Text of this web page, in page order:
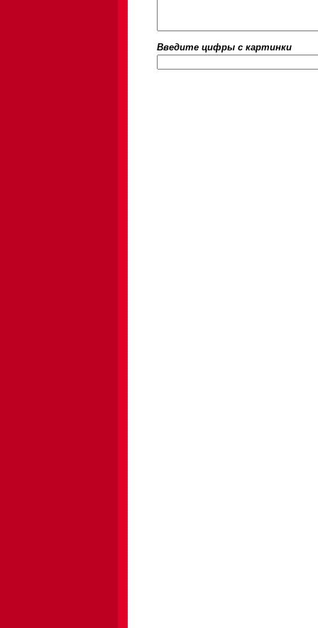
Введите цифры c картинки